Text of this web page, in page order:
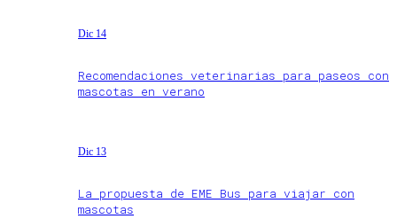
Dic 14
Recomendaciones veterinarias para paseos con
mascotas en verano
Dic 13
La propuesta de EME Bus para viajar con
mascotas